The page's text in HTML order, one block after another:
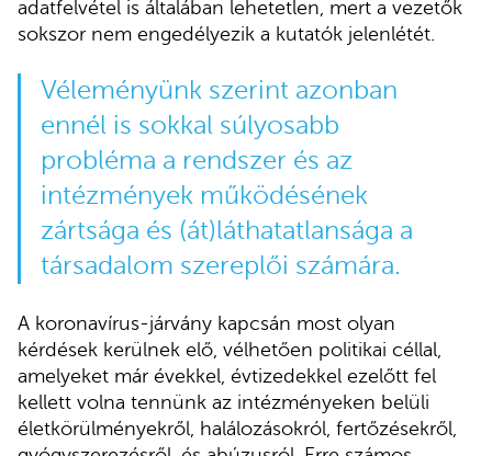
adatfelvétel is általában lehetetlen, mert a vezetők
sokszor nem engedélyezik a kutatók jelenlétét.
Véleményünk szerint azonban
ennél is sokkal súlyosabb
probléma a rendszer és az
intézmények működésének
zártsága és (át)láthatatlansága a
társadalom szereplői számára.
A koronavírus-járvány kapcsán most olyan
kérdések kerülnek elő, vélhetően politikai céllal,
amelyeket már évekkel, évtizedekkel ezelőtt fel
kellett volna tennünk az intézményeken belüli
életkörülményekről, halálozásokról, fertőzésekről,